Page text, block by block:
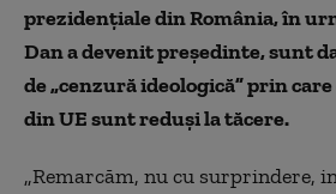
prezidențiale din România, în
Dan a devenit președinte, sunt
de „cenzură ideologică” prin
din UE sunt reduși la tăcere.
„Remarcăm, nu cu surprindere,